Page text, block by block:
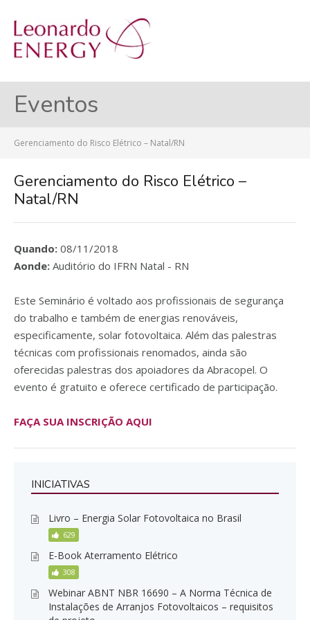
Eventos
Gerenciamento do Risco Elétrico – Natal/RN
Gerenciamento do Risco Elétrico –
Natal/RN
Quando: 08/11/2018
Aonde: Auditório do IFRN Natal - RN
Este Seminário é voltado aos profissionais de segurança
do trabalho e também de energias renováveis,
especificamente, solar fotovoltaica. Além das palestras
técnicas com profissionais renomados, ainda são
oferecidas palestras dos apoiadores da Abracopel. O
evento é gratuito e oferece certificado de participação.
FAÇA SUA INSCRIÇÃO AQUI
INICIATIVAS
Livro – Energia Solar Fotovoltaica no Brasil
629
E-Book Aterramento Elétrico
308
Webinar ABNT NBR 16690 – A Norma Técnica de
Instalações de Arranjos Fotovoltaicos – requisitos